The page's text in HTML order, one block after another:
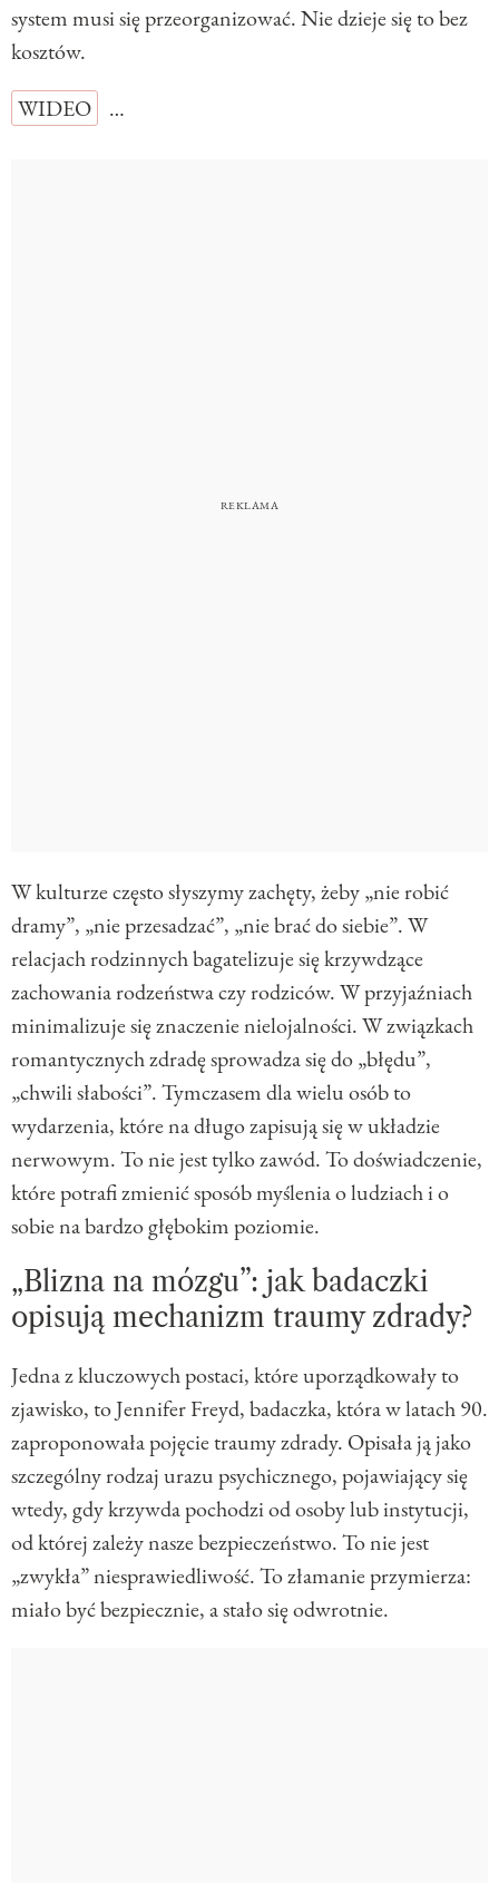
system musi się przeorganizować. Nie dzieje się to bez
kosztów.
WIDEO
…
W kulturze często słyszymy zachęty, żeby „nie robić
dramy”, „nie przesadzać”, „nie brać do siebie”. W
relacjach rodzinnych bagatelizuje się krzywdzące
zachowania rodzeństwa czy rodziców. W przyjaźniach
minimalizuje się znaczenie nielojalności. W związkach
romantycznych zdradę sprowadza się do „błędu”,
„chwili słabości”. Tymczasem dla wielu osób to
wydarzenia, które na długo zapisują się w układzie
nerwowym. To nie jest tylko zawód. To doświadczenie,
które potrafi zmienić sposób myślenia o ludziach i o
sobie na bardzo głębokim poziomie.
„Blizna na mózgu”: jak badaczki
opisują mechanizm traumy zdrady?
Jedna z kluczowych postaci, które uporządkowały to
zjawisko, to Jennifer Freyd, badaczka, która w latach 90.
zaproponowała pojęcie traumy zdrady. Opisała ją jako
szczególny rodzaj urazu psychicznego, pojawiający się
wtedy, gdy krzywda pochodzi od osoby lub instytucji,
od której zależy nasze bezpieczeństwo. To nie jest
„zwykła” niesprawiedliwość. To złamanie przymierza:
miało być bezpiecznie, a stało się odwrotnie.